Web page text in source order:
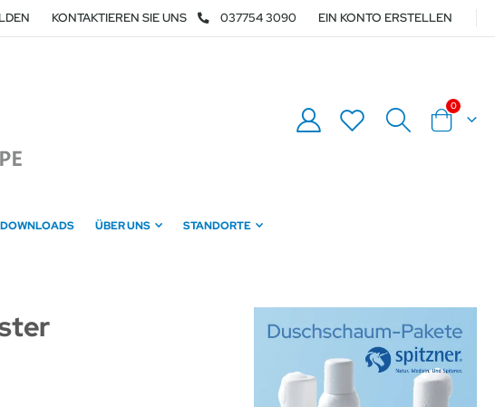
KONTAKTIEREN SIE UNS 037754 3090 EIN KONTO ERSTELLEN
Warenkorb
0Artikel
DOWNLOADS ÜBER UNS STANDORTE